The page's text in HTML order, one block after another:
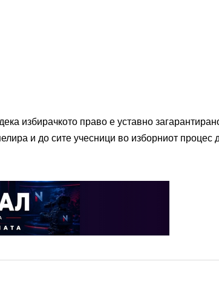
избирачкото право е уставно
и до сите учесници во изборниот процес